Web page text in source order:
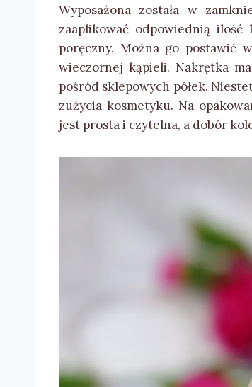
Wyposażona została w
zaaplikować odpowiednią ilość
poręczny. Można go postawić
wieczornej kąpieli. Nakrętka
pośród sklepowych półek.
zużycia kosmetyku. Na
jest prosta i czytelna, a dobór